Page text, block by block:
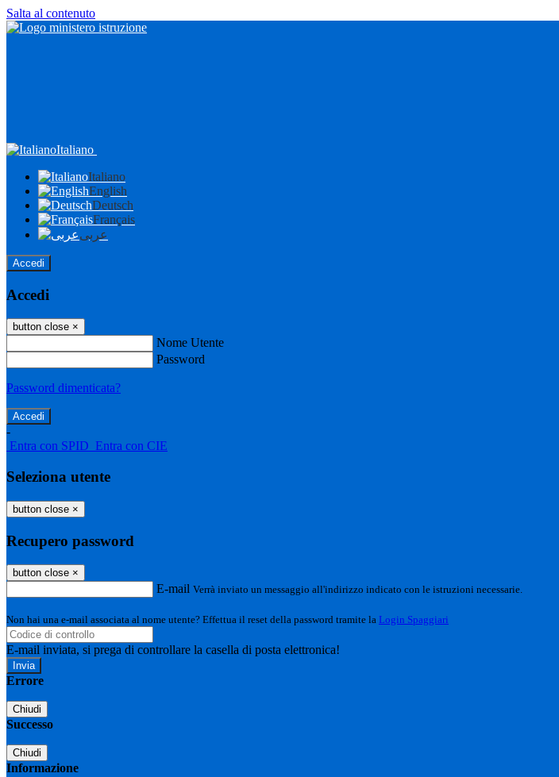
Salta al contenuto
Italiano
Italiano
English
Deutsch
Français
عربى
Accedi
Accedi
button close ×
Nome Utente
Password
Password dimenticata?
-
Entra con SPID Entra con CIE
Seleziona utente
button close ×
Recupero password
button close ×
E-mail Verrà inviato un messaggio all'indirizzo indicato con le istruzioni necessarie.
Non hai una e-mail associata al nome utente? Effettua il reset della password tramite la Login Spaggiari
E-mail inviata, si prega di controllare la casella di posta elettronica!
Errore
Chiudi
Successo
Chiudi
Informazione